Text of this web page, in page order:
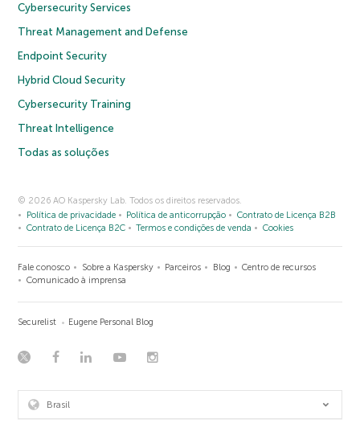
Cybersecurity Services
Threat Management and Defense
Endpoint Security
Hybrid Cloud Security
Cybersecurity Training
Threat Intelligence
Todas as soluções
© 2026 AO Kaspersky Lab. Todos os direitos reservados.
Política de privacidade
Política de anticorrupção
Contrato de Licença B2B
Contrato de Licença B2C
Termos e condições de venda Cookies
Fale conosco Sobre a Kaspersky Parceiros Blog
Centro de recursos
Comunicado à imprensa
Securelist Eugene Personal Blog
Brasil